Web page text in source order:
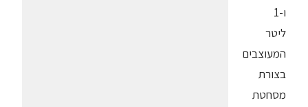
ו-1
ליטר
המעוצבים
בצורת
מסחטת